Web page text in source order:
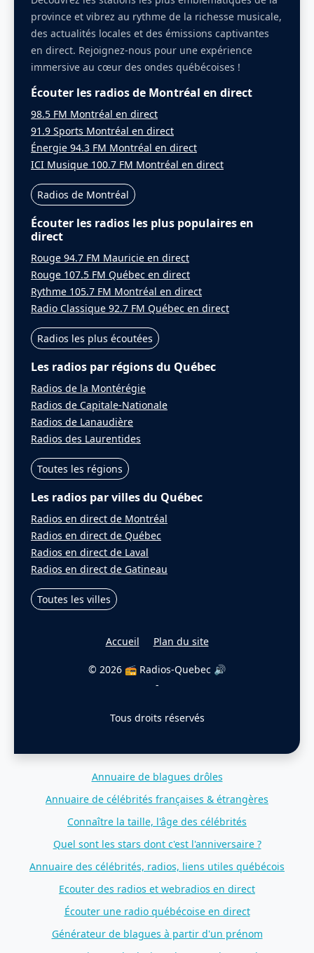
province et vibrez au rythme de la richesse musicale,
des actualités locales et des émissions captivantes
en direct. Rejoignez-nous pour une expérience
immersive au cœur des ondes québécoises !
Écouter les radios de Montréal en direct
98.5 FM Montréal en direct
91.9 Sports Montréal en direct
Énergie 94.3 FM Montréal en direct
ICI Musique 100.7 FM Montréal en direct
Radios de Montréal
Écouter les radios les plus populaires en
direct
Rouge 94.7 FM Mauricie en direct
Rouge 107.5 FM Québec en direct
Rythme 105.7 FM Montréal en direct
Radio Classique 92.7 FM Québec en direct
Radios les plus écoutées
Les radios par régions du Québec
Radios de la Montérégie
Radios de Capitale-Nationale
Radios de Lanaudière
Radios des Laurentides
Toutes les régions
Les radios par villes du Québec
Radios en direct de Montréal
Radios en direct de Québec
Radios en direct de Laval
Radios en direct de Gatineau
Toutes les villes
Accueil Plan du site
© 2026 📻 Radios-Quebec 🔊
-
Tous droits réservés
Annuaire de blagues drôles
Annuaire de célébrités françaises & étrangères
Connaître la taille, l'âge des célébrités
Quel sont les stars dont c'est l'anniversaire ?
Annuaire des célébrités, radios, liens utiles québécois
Ecouter des radios et webradios en direct
Écouter une radio québécoise en direct
Générateur de blagues à partir d'un prénom